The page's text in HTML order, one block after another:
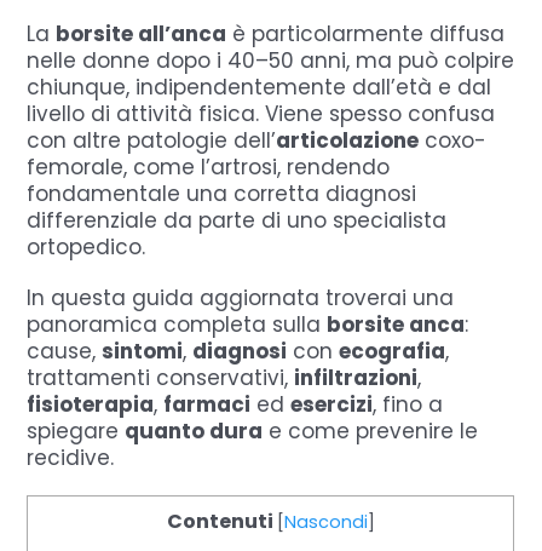
La borsite all’anca è particolarmente diffusa
nelle donne dopo i 40–50 anni, ma può colpire
chiunque, indipendentemente dall’età e dal
livello di attività fisica. Viene spesso confusa
con altre patologie dell’articolazione coxo-
femorale, come l’artrosi, rendendo
fondamentale una corretta diagnosi
differenziale da parte di uno specialista
ortopedico.
In questa guida aggiornata troverai una
panoramica completa sulla borsite anca:
cause,sintomi, diagnosi conecografia,
trattamenti conservativi, infiltrazioni,
fisioterapia, farmaci edesercizi, fino a
spiegare quanto dura e come prevenire le
recidive.
Contenuti [Nascondi